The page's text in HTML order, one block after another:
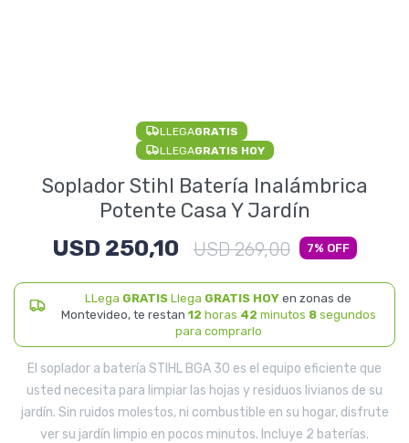
LLEGAGRATIS
LLEGAGRATIS HOY
Soplador Stihl Batería Inalámbrica
Potente Casa Y Jardín
USD 250,10 USD 269,00 7
LLega GRATIS Llega GRATIS HOY en zonas de
Montevideo, te restan 12 horas 42 minutos 8segundos
para comprarlo
El soplador a batería STIHL BGA 30 es el equipo eficiente que
usted necesita para limpiar las hojas y residuos livianos de su
jardín. Sin ruidos molestos, ni combustible en su hogar, disfrute
ver su jardín limpio en pocos minutos. Incluye 2 baterías.
Pequeños electrodomésticos
Deportes y Tiempo Libre
Bebés y Niños